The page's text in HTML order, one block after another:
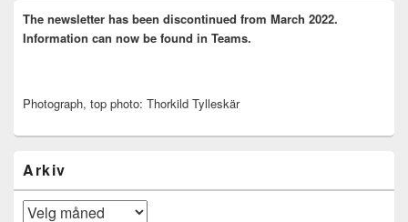
The newsletter has been discontinued from March 2022.
Information can now be found in Teams.
Photograph, top photo: Thorkild Tylleskär
Arkiv
Arkiv